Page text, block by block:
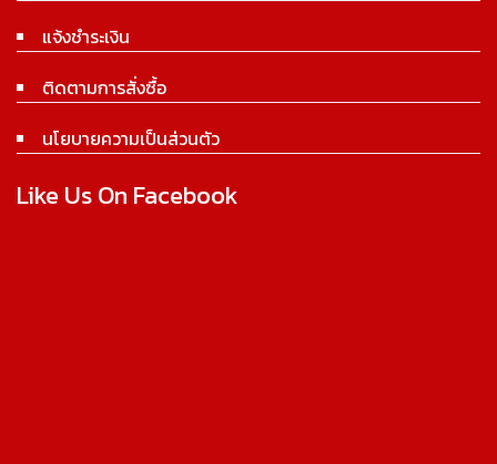
แจ้งชำระเงิน
ติดตามการสั่งซื้อ
นโยบายความเป็นส่วนตัว
Like Us On Facebook